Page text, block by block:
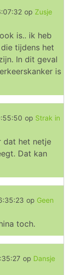
op Zusje
is.. ik heb
tijdens het
In dit geval
is
op Strak in
dat het netje
Dat kan
op Geen
toch.
op Dansje